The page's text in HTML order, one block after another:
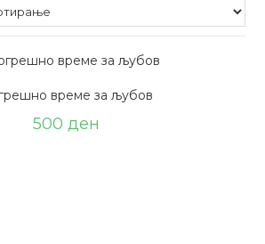
време за љубов
500 ден